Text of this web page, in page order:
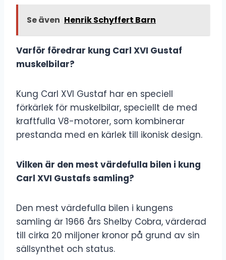
Se även Henrik Schyffert Barn
Varför föredrar kung Carl XVI Gustaf
muskelbilar?
Kung Carl XVI Gustaf har en speciell
förkärlek för muskelbilar, speciellt de med
kraftfulla V8-motorer, som kombinerar
prestanda med en kärlek till ikonisk design.
Vilken är den mest värdefulla bilen i kung
Carl XVI Gustafs samling?
Den mest värdefulla bilen i kungens
samling är 1966 års Shelby Cobra, värderad
till cirka 20 miljoner kronor på grund av sin
sällsynthet och status.